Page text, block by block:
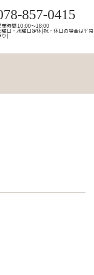
857-0415
業時間 10:00～18:00
曜日・水曜日定休(祝・休日の場合は平常
り)